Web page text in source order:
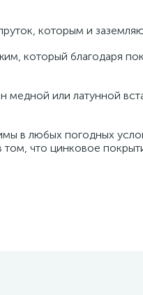
которым и
который благодаря
медной или латунной
в любых погодных
что цинковое